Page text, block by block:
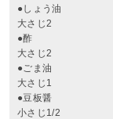
●しょう油
大さじ2
●酢
大さじ2
●ごま油
大さじ1
●豆板醤
小さじ1/2